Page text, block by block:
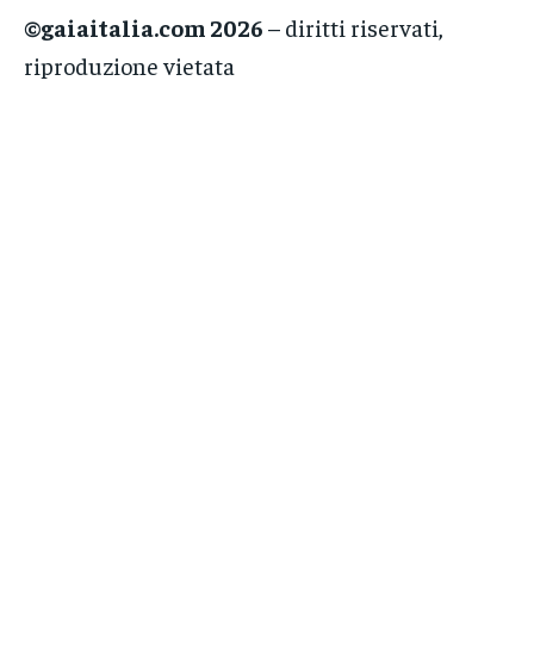
©gaiaitalia.com 2026 – diritti riservati,
riproduzione vietata